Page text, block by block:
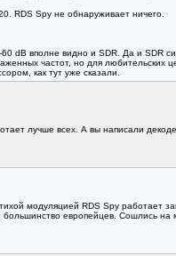
RDS Spy не обнаруживает ничего.
dB вполне видно и SDR. Да и SDR
частот, но для любительских
как тут уже сказали.
лучше всех. А вы написали
модуляцией RDS Spy работает
европейцев. Сошлись на